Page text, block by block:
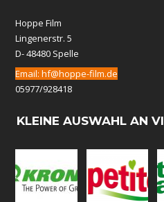
Hoppe Film
Lingenerstr. 5
D- 48480 Spelle
Email:hf@hoppe-film.de
05977/928418
KLEINE AUSWAHL AN